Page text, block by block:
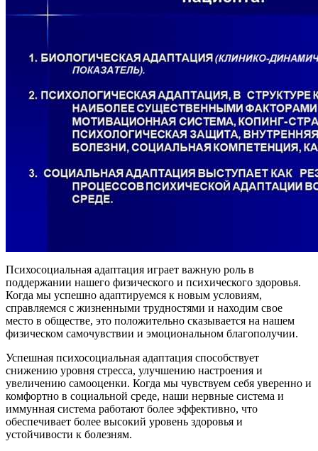
Психосоциальная адаптация играет важную роль в
поддержании нашего физического и психического здоровья.
Когда мы успешно адаптируемся к новым условиям,
справляемся с жизненными трудностями и находим свое
место в обществе, это положительно сказывается на нашем
физическом самочувствии и эмоциональном благополучии.
Успешная психосоциальная адаптация способствует
снижению уровня стресса, улучшению настроения и
увеличению самооценки. Когда мы чувствуем себя уверенно и
комфортно в социальной среде, наши нервные система и
иммунная система работают более эффективно, что
обеспечивает более высокий уровень здоровья и
устойчивости к болезням.